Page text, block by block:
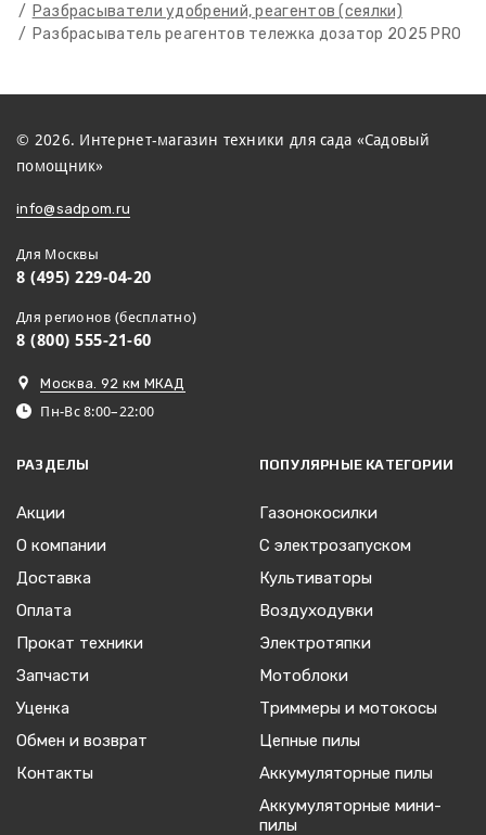
Разбрасыватели удобрений, реагентов (сеялки)
Разбрасыватель реагентов тележка дозатор 2025 PRO
© 2026. Интернет-магазин техники для сада «Садовый
помощник»
info@sadpom.ru
Для Москвы
8 (495) 229-04-20
Для регионов (бесплатно)
8 (800) 555-21-60
Москва. 92 км МКАД
Пн-Вс 8:00–22:00
РАЗДЕЛЫ
Акции
О компании
Доставка
Оплата
Прокат техники
Запчасти
Уценка
Обмен и возврат
Контакты
ПОПУЛЯРНЫЕ КАТЕГОРИИ
Газонокосилки
С электрозапуском
Культиваторы
Воздуходувки
Электротяпки
Мотоблоки
Триммеры и мотокосы
Цепные пилы
Аккумуляторные пилы
Аккумуляторные мини-
пилы